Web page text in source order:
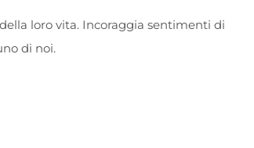
loro vita. Incoraggia sentimenti di
di noi.